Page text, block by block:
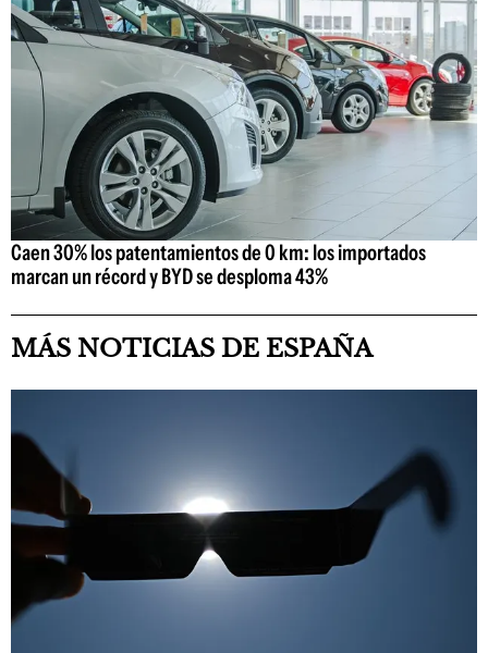
Caen 30% los patentamientos de 0 km: los importados
marcan un récord y BYD se desploma 43%
MÁS NOTICIAS DE ESPAÑA